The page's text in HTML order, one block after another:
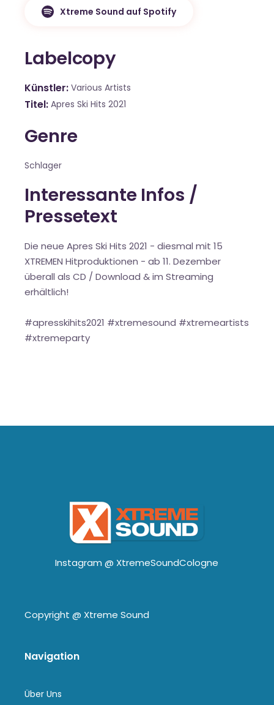
Xtreme Sound auf Spotify
Labelcopy
Künstler Various Artists
Titel Apres Ski Hits 2021
Genre
Schlager
Interessante Infos /
Pressetext
Die neue Apres Ski Hits 2021 - diesmal mit 15
XTREMEN Hitproduktionen - ab 11. Dezember
überall als CD / Download & im Streaming
erhältlich!
#apresskihits2021 #xtremesound #xtremeartists
#xtremeparty
Instagram @ XtremeSoundCologne
Copyright @ Xtreme Sound
Navigation
Über Uns